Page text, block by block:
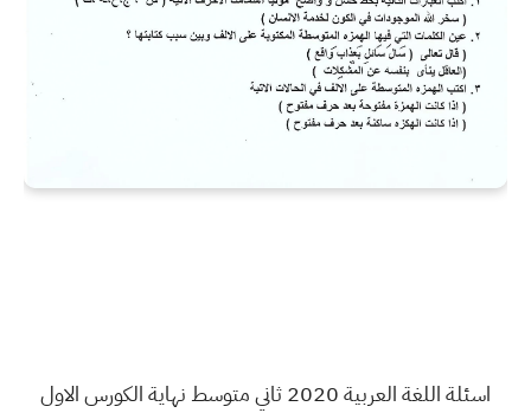
اسئلة اللغة العربية 2020 ثاني متوسط نهاية الكورس الاول